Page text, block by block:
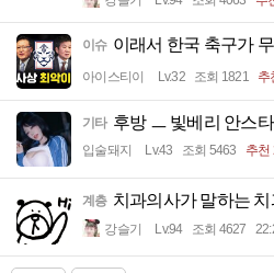
이슈 이래서 한국 축구가
아이스티이 Lv.32 조회 1821 추
기타 후방 ㅡ 빛베리 안스타
입술돼지 Lv.43 조회 5463 추천
계층 치과의사가 말하는
강슬기 Lv.94 조회 4627